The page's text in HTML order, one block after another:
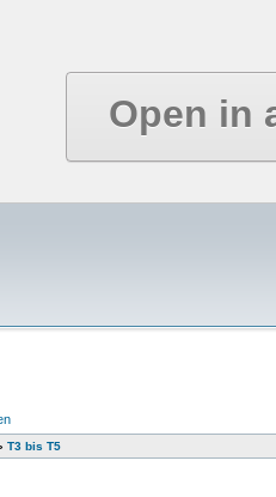
Open in
T3 bis T5